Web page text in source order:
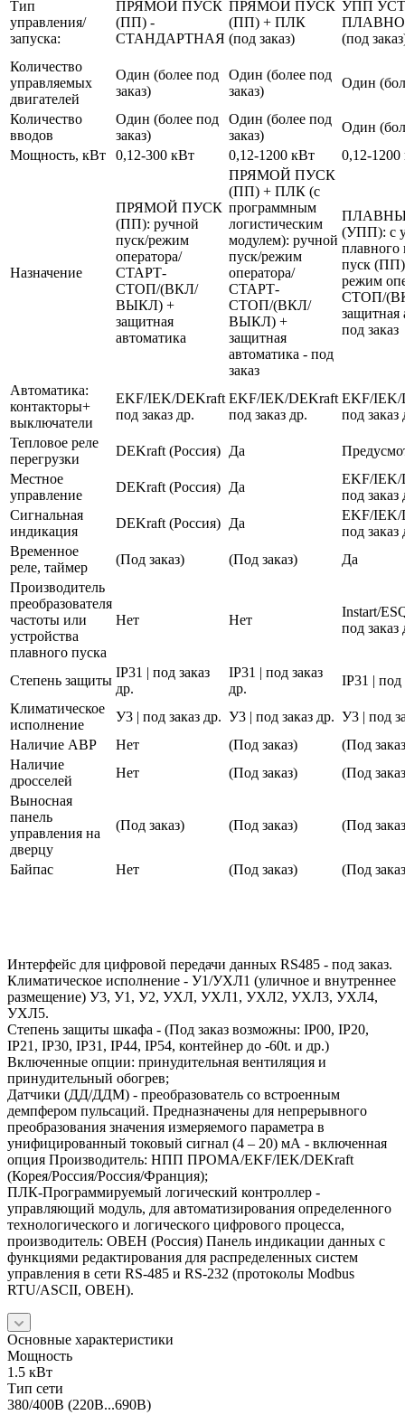
Тип
управления/
запуска:
ПРЯМОЙ ПУСК
(ПП) -
СТАНДАРТНАЯ
ПРЯМОЙ ПУСК
(ПП) + ПЛК
(под заказ)
УПП
(под
Количество
управляемых
двигателей
Один (более под
заказ)
Один (более под
заказ)
Один
Количество
вводов
Один (более под
заказ)
Один (более под
заказ)
Один
Мощность, кВт
0,12-300 кВт 0,12-1200 кВт 0,12-1200
Назначение
ПРЯМОЙ ПУСК
(ПП): ручной
пуск/режим
оператора/
СТАРТ-
СТОП/(ВКЛ/
ВЫКЛ) +
защитная
автоматика
ПРЯМОЙ ПУСК
(ПП) + ПЛК (с
программным
логистическим
модулем): ручной
пуск/режим
оператора/
СТАРТ-
СТОП/(ВКЛ/
ВЫКЛ) +
защитная
автоматика - под
заказ
(УПП): с
плавного
пуск
режим
СТОП/
защитная
под заказ
Автоматика:
контакторы+
выключатели
EKF/IEK/DEKraft
под заказ др.
EKF/IEK/DEKraft
под заказ др.
EKF/IEK/
под заказ
Тепловое реле
перегрузки
DEKraft (Россия) Да
Местное
управление
DEKraft (Россия) Да
EKF/IEK/
под заказ
Сигнальная
индикация
DEKraft (Россия) Да
EKF/IEK/
под заказ
Временное
реле, таймер
(Под заказ) (Под заказ)
Да
Производитель
преобразователя
частоты или
устройства
плавного пуска
Нет Нет
Instart/
под заказ
Степень защиты
IP31 | под заказ
др.
IP31 | под заказ
др.
IP31 | под
Климатическое
исполнение
У3 | под заказ др. У3 | под заказ др. У3 | под
Наличие АВР
Нет (Под заказ)
(Под
Наличие
дросселей
Нет (Под заказ)
(Под
Выносная
панель
управления на
дверцу
(Под заказ) (Под заказ) (Под
Байпас Нет (Под заказ) (Под
Интерфейс для цифровой передачи данных RS485 - под заказ.
Климатическое исполнение - У1/УХЛ1 (уличное и внутреннее
размещение) У3, У1, У2, УХЛ, УХЛ1, УХЛ2, УХЛ3, УХЛ4,
УХЛ5.
Степень защиты шкафа - (Под заказ возможны: IP00, IP20,
IP21, IP30, IP31, IP44, IP54, контейнер до -60t. и др.)
Включенные опции: принудительная вентиляция и
принудительный обогрев;
Датчики (ДД/ДДМ) - преобразователь со встроенным
демпфером пульсаций. Предназначены для непрерывного
преобразования значения измеряемого параметра в
унифицированный токовый сигнал (4 – 20) мА - включенная
опция Производитель: НПП ПРОМА/EKF/IEK/DEKraft
(Корея/Россия/Россия/Франция);
ПЛК-Программируемый логический контроллер -
управляющий модуль, для автоматизирования определенного
технологического и логического цифрового процесса,
производитель: ОВЕН (Россия) Панель индикации данных с
функциями редактирования для распределенных систем
управления в сети RS-485 и RS-232 (протоколы Modbus
RTU/ASCII, ОВЕН).
Основные характеристики
Мощность
1.5 кВт
Тип сети
380/400В (220В...690В)